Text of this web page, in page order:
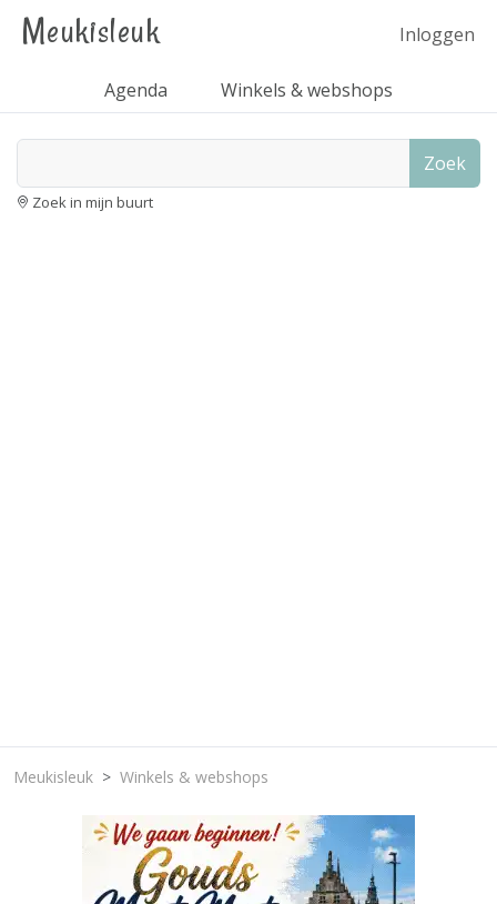
Meukisleuk Inloggen
Agenda Winkels & webshops
Zoek
Zoek in mijn buurt
Meukisleuk Winkels & webshops